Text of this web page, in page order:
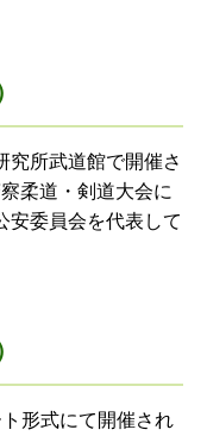
究所武道館で開催さ
柔道・剣道大会に
安委員会を代表して
形式にて開催され